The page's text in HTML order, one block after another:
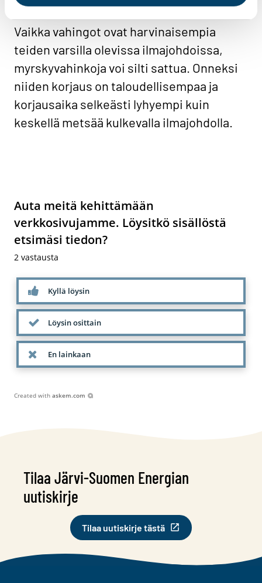
Vaikka vahingot ovat harvinaisempia
teiden varsilla olevissa ilmajohdoissa,
myrskyvahinkoja voi silti sattua. Onneksi
niiden korjaus on taloudellisempaa ja
korjausaika selkeästi lyhyempi kuin
keskellä metsää kulkevalla ilmajohdolla.
Auta meitä kehittämään
verkkosivujamme. Löysitkö sisällöstä
etsimäsi tiedon?
2 vastausta
Kyllä löysin
Löysin osittain
En lainkaan
Created with askem.com
Tilaa Järvi-Suomen Energian
uutiskirje
Tilaa uutiskirje tästä